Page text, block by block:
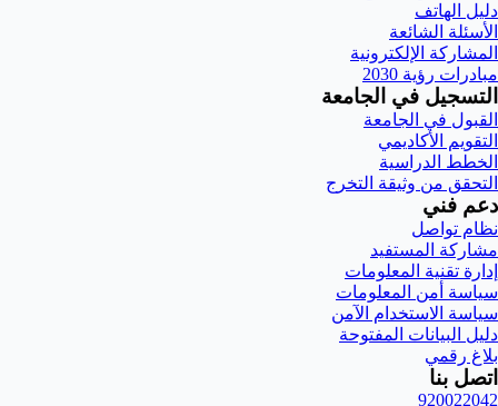
دليل الهاتف
الأسئلة الشائعة
المشاركة الإلكترونية
مبادرات رؤية 2030
التسجيل في الجامعة
القبول في الجامعة
التقويم الأكاديمي
الخطط الدراسية
التحقق من وثيقة التخرج
دعم فني
نظام تواصل
مشاركة المستفيد
إدارة تقنية المعلومات
سياسة أمن المعلومات
سياسة الاستخدام الآمن
دليل البيانات المفتوحة
بلاغ رقمي
اتصل بنا
920022042